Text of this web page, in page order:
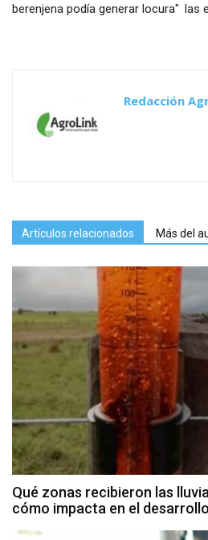
berenjena podía generar locura" las
Redacción
Artículos relacionados Más del
Qué zonas recibieron las
cómo impacta en el